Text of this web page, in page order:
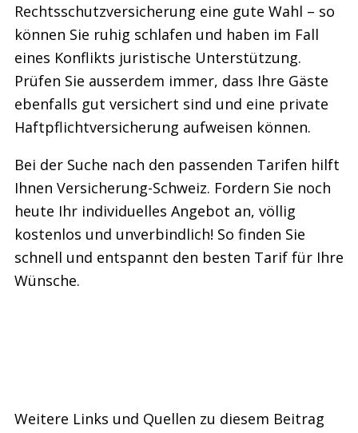
Rechtsschutzversicherung eine gute Wahl – so
können Sie ruhig schlafen und haben im Fall
eines Konflikts juristische Unterstützung.
Prüfen Sie ausserdem immer, dass Ihre Gäste
ebenfalls gut versichert sind und eine private
Haftpflichtversicherung aufweisen können.
Bei der Suche nach den passenden Tarifen hilft
Ihnen Versicherung-Schweiz. Fordern Sie noch
heute Ihr individuelles Angebot an, völlig
kostenlos und unverbindlich! So finden Sie
schnell und entspannt den besten Tarif für Ihre
Wünsche.
Weitere Links und Quellen zu diesem Beitrag